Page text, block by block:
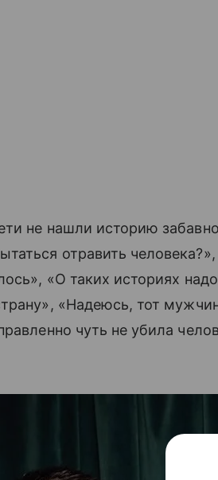
не нашли историю
отравить
«О таких историях
«Надеюсь, тот
чуть не убила